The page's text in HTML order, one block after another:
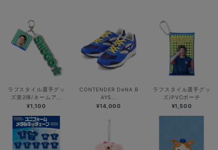
ラフスタイル選手グッ
ズ第2弾/ネームア...
¥1,100
CONTENDER DeNA B
AYS...
¥14,000
ラフスタイル選手グッ
ズ/PVCポーチ
¥1,500